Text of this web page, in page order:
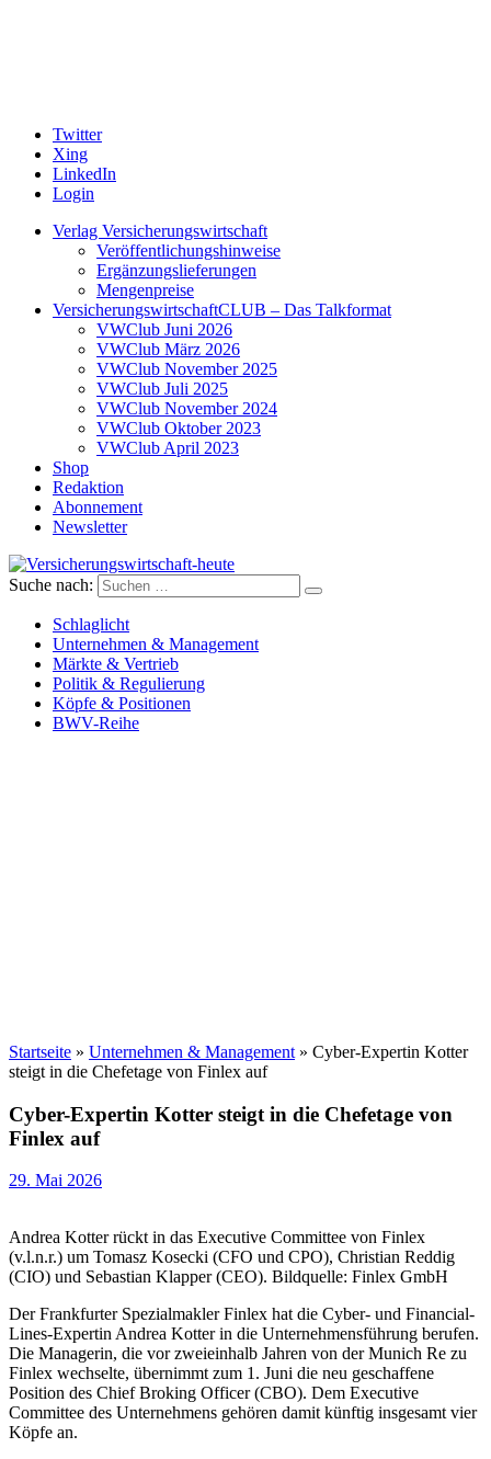
Twitter
Xing
LinkedIn
Login
Verlag Versicherungswirtschaft
Veröffentlichungshinweise
Ergänzungslieferungen
Mengenpreise
VersicherungswirtschaftCLUB – Das Talkformat
VWClub Juni 2026
VWClub März 2026
VWClub November 2025
VWClub Juli 2025
VWClub November 2024
VWClub Oktober 2023
VWClub April 2023
Shop
Redaktion
Abonnement
Newsletter
Versicherungswirtschaft-heute
Suche nach:
Schlaglicht
Unternehmen & Management
Märkte & Vertrieb
Politik & Regulierung
Köpfe & Positionen
BWV-Reihe
Startseite » Unternehmen & Management » Cyber-Expertin Kotter
steigt in die Chefetage von Finlex auf
Cyber-Expertin Kotter steigt in die Chefetage von
Finlex auf
29. Mai 2026
Andrea Kotter rückt in das Executive Committee von Finlex
(v.l.n.r.) um Tomasz Kosecki (CFO und CPO), Christian Reddig
(CIO) und Sebastian Klapper (CEO). Bildquelle: Finlex GmbH
Der Frankfurter Spezialmakler Finlex hat die Cyber- und Financial-
Lines-Expertin Andrea Kotter in die Unternehmensführung berufen.
Die Managerin, die vor zweieinhalb Jahren von der Munich Re zu
Finlex wechselte, übernimmt zum 1. Juni die neu geschaffene
Position des Chief Broking Officer (CBO). Dem Executive
Committee des Unternehmens gehören damit künftig insgesamt vier
Köpfe an.